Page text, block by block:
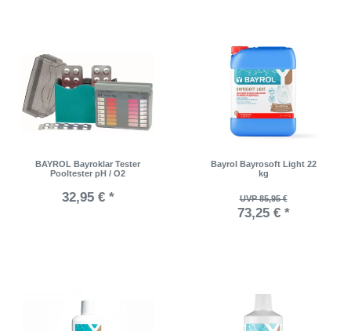
BAYROL Bayroklar Tester
Pooltester pH / O2
32,95 € *
Bayrol Bayrosoft Light 22
kg
UVP 85,95 €
73,25 € *